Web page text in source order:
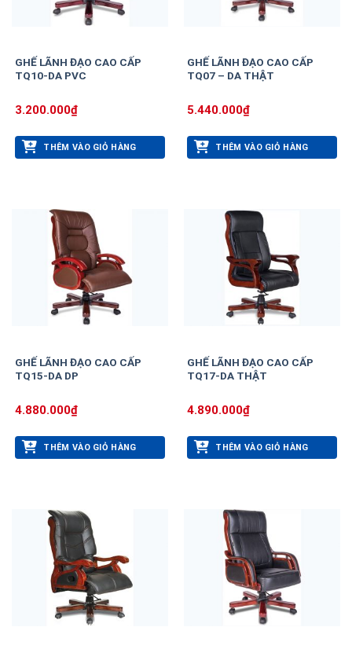
GHẾ LÃNH ĐẠO CAO CẤP
TQ10-DA PVC
3.200.000₫
THÊM VÀO GIỎ HÀNG
GHẾ LÃNH ĐẠO CAO CẤP
TQ07 – DA THẬT
5.440.000₫
THÊM VÀO GIỎ HÀNG
GHẾ LÃNH ĐẠO CAO CẤP
TQ15-DA DP
4.880.000₫
THÊM VÀO GIỎ HÀNG
GHẾ LÃNH ĐẠO CAO CẤP
TQ17-DA THẬT
4.890.000₫
THÊM VÀO GIỎ HÀNG